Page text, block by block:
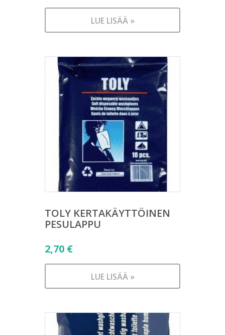
LUE LISÄÄ »
TOLY KERTAKÄYTTÖINEN
PESULAPPU
2,70 €
LUE LISÄÄ »